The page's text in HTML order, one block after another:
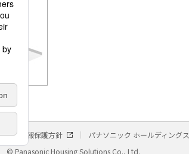
個人情報保護方針 パナソニック ホールディングス
© Panasonic Housing Solutions Co., Ltd.